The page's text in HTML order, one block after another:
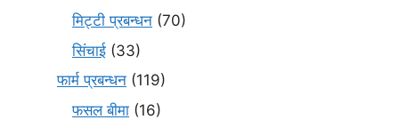
मि‌ट्टी प्रबन्धन (70)
सिंचाई (33)
फार्म प्रबन्धन (119)
फसल बीमा (16)